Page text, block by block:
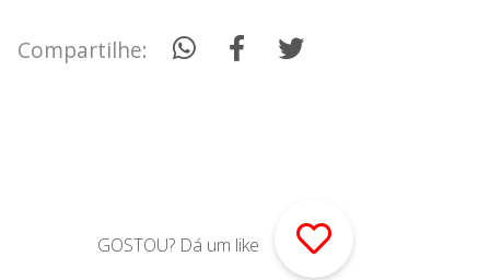
Compartilhe:
GOSTOU? Dá um like